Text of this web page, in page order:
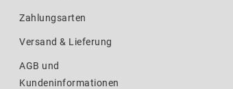
Zahlungsarten
Versand & Lieferung
AGB und
Kundeninformationen